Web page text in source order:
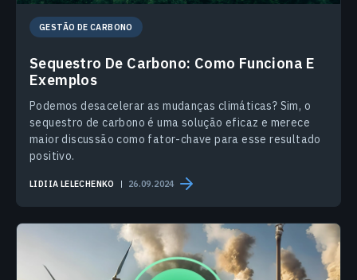
GESTÃO DE CARBONO
Sequestro De Carbono: Como Funciona E
Exemplos
Podemos desacelerar as mudanças climáticas? Sim, o
sequestro de carbono é uma solução eficaz e merece
maior discussão como fator-chave para esse resultado
positivo.
LIDIIA LELECHENKO 26.09.2024